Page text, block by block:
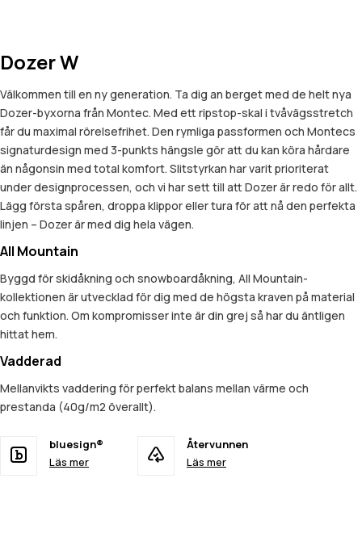
Dozer W
Välkommen till en ny generation. Ta dig an berget med de helt nya
Dozer-byxorna från Montec. Med ett ripstop-skal i tvåvägsstretch
får du maximal rörelsefrihet. Den rymliga passformen och Montecs
signaturdesign med 3-punkts hängsle gör att du kan köra hårdare
än någonsin med total komfort. Slitstyrkan har varit prioriterat
under designprocessen, och vi har sett till att Dozer är redo för allt.
Lägg första spåren, droppa klippor eller tura för att nå den perfekta
linjen – Dozer är med dig hela vägen.
All Mountain
Byggd för skidåkning och snowboardåkning, All Mountain-
kollektionen är utvecklad för dig med de högsta kraven på material
och funktion. Om kompromisser inte är din grej så har du äntligen
hittat hem.
Vadderad
Mellanvikts vaddering för perfekt balans mellan värme och
prestanda (40g/m2 överallt).
bluesign®
Läs mer
Återvunnen
Läs mer